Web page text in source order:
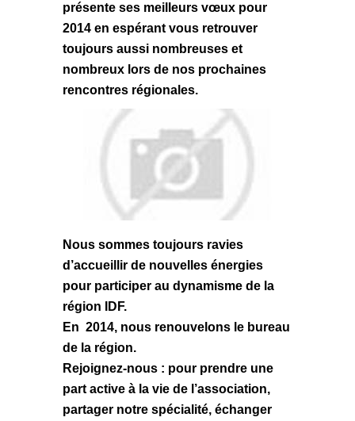
présente ses meilleurs vœux pour
2014 en espérant vous retrouver
toujours aussi nombreuses et
nombreux lors de nos prochaines
rencontres régionales.
Nous sommes toujours ravies
d’accueillir de nouvelles énergies
pour participer au dynamisme de la
région IDF.
En 2014, nous renouvelons le bureau
de la région.
Rejoignez-nous : pour prendre une
part active à la vie de l’association,
partager notre spécialité, échanger